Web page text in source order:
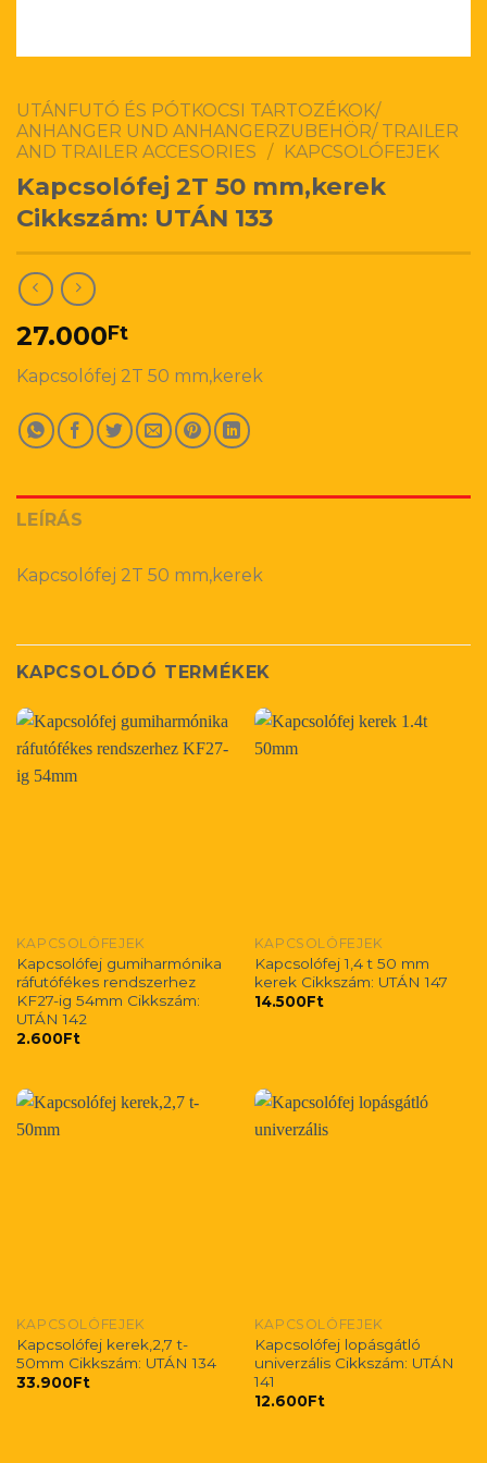
UTÁNFUTÓ ÉS PÓTKOCSI TARTOZÉKOK/
ANHANGER UND ANHANGERZUBEHÖR/ TRAILER
AND TRAILER ACCESORIES
/ KAPCSOLÓFEJEK
Kapcsolófej 2T 50 mm,kerek
Cikkszám: UTÁN 133
27.000Ft
Kapcsolófej 2T 50 mm,kerek
LEÍRÁS
Kapcsolófej 2T 50 mm,kerek
KAPCSOLÓDÓ TERMÉKEK
KAPCSOLÓFEJEK
Kapcsolófej gumiharmónika
ráfutófékes rendszerhez
KF27-ig 54mm Cikkszám:
UTÁN 142
2.600Ft
KAPCSOLÓFEJEK
Kapcsolófej 1,4 t 50 mm
kerek Cikkszám: UTÁN 147
14.500Ft
KAPCSOLÓFEJEK
Kapcsolófej kerek,2,7 t-
50mm Cikkszám: UTÁN 134
33.900Ft
KAPCSOLÓFEJEK
Kapcsolófej lopásgátló
univerzális Cikkszám: UTÁN
141
12.600Ft